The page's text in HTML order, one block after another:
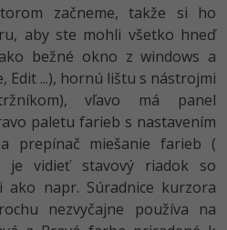
-80%
-30%
začneme, takže si ho
aby ste mohli všetko hneď
bežné okno z windows a
Edit ...), hornú lištu s nástrojmi
vľavo má panel
paletu farieb s nastavením
prepínač miešanie farieb (
je vidieť stavový riadok so
ako napr. Súradnice kurzora
nezvyčajne používa na